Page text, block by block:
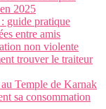
2025
guide pratique
entre amis
non violente
trouver le traiteur
Temple de Karnak
sa consommation